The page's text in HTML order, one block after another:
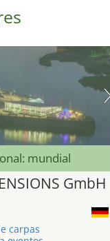
mundial
GmbH
carpas